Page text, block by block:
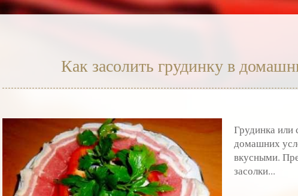
Как засолить грудинку в
Грудинка или
домашних
вкусными.
засолки...